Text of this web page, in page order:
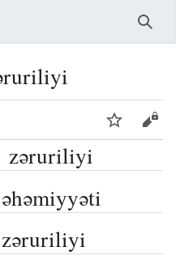
İzlə
zəruriliyi
zəruriliyi